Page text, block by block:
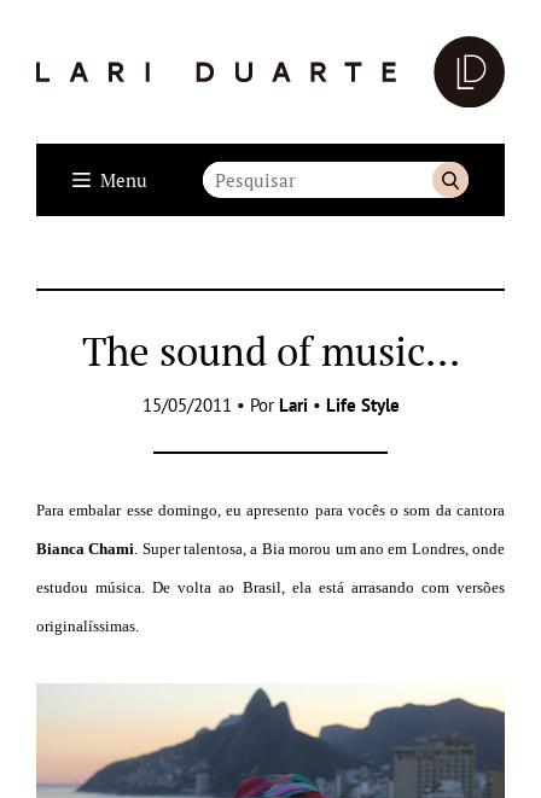
Menu
The sound of music…
15/05/2011 • Por Lari • Life Style
Para embalar esse domingo, eu apresento para vocês o som da cantora
Bianca Chami . Super talentosa, a Bia morou um ano em Londres, onde
estudou música. De volta ao Brasil, ela está arrasando com versões
originalíssimas.